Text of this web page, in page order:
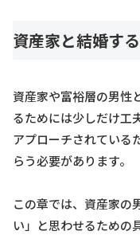
資産家と結婚す
資産家や富裕層の男性
るためには少しだけ工
アプローチされている
らう必要があります。
この章では、資産家の
い」と思わせるための